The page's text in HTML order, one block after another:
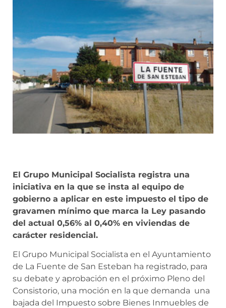
El Grupo Municipal Socialista registra una
iniciativa en la que se insta al equipo de
gobierno a aplicar en este impuesto el tipo de
gravamen mínimo que marca la Ley pasando
del actual 0,56% al 0,40% en viviendas de
carácter residencial.
El Grupo Municipal Socialista en el Ayuntamiento
de La Fuente de San Esteban ha registrado, para
su debate y aprobación en el próximo Pleno del
Consistorio, una moción en la que demanda una
bajada del Impuesto sobre Bienes Inmuebles de